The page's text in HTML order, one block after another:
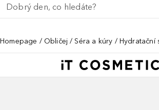
Homepage Obličej Séra a kúry Hydratační